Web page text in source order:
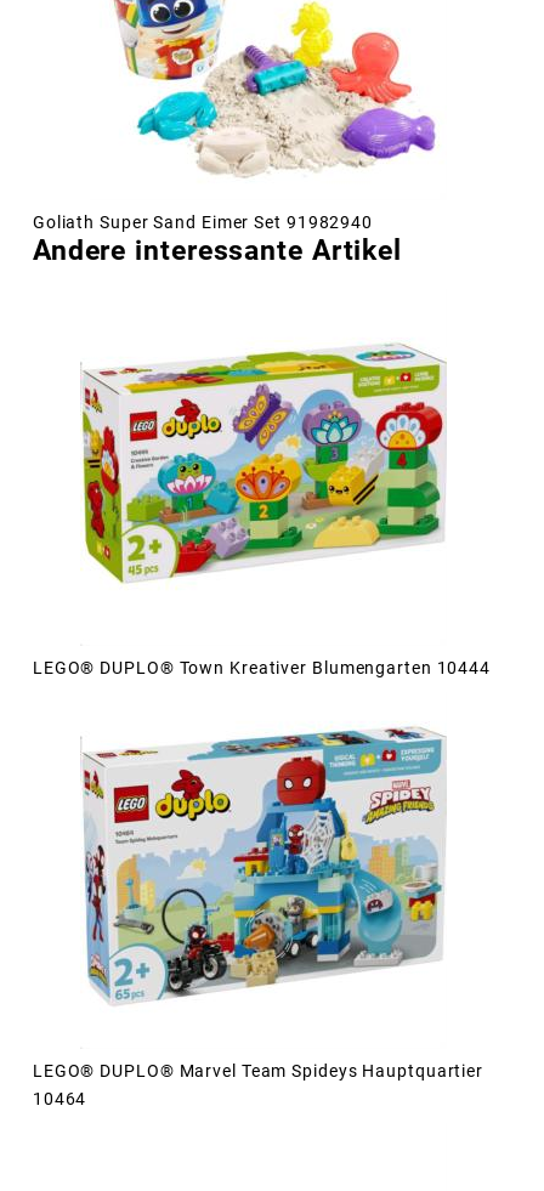
Goliath Super Sand Eimer Set 91982940
Andere interessante Artikel
LEGO® DUPLO® Town Kreativer Blumengarten 10444
LEGO® DUPLO® Marvel Team Spideys Hauptquartier
10464